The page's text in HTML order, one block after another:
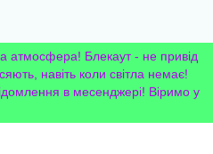
атмосфера! Блекаут - не привід
навіть коли світла немає!
в месенджері! Віримо у